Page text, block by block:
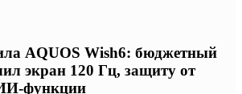
AQUOS Wish6: бюджетный
экран 120 Гц, защиту от
функции